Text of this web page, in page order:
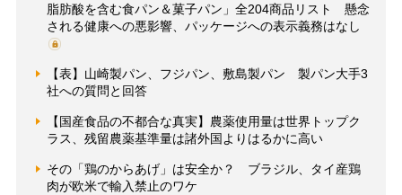
脂肪酸を含む食パン＆菓子パン」全204商品リスト 懸念
される健康への悪影響、パッケージへの表示義務はなし
【表】山崎製パン、フジパン、敷島製パン 製パン大手3
社への質問と回答
【国産食品の不都合な真実】農薬使用量は世界トップク
ラス、残留農薬基準量は諸外国よりはるかに高い
その「鶏のからあげ」は安全か？ ブラジル、タイ産鶏
肉が欧米で輸入禁止のワケ